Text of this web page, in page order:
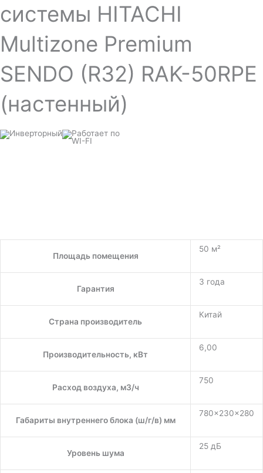
системы HITACHI
Multizone Premium
SENDO (R32) RAK-50RPE
(настенный)
Площадь помещения
50 м²
Гарантия
3 года
Страна производитель
Китай
Производительность, кВт
6,00
Расход воздуха, м3/ч
750
Габариты внутреннего блока (ш/г/в) мм
780×230×280
Уровень шума
25 дБ